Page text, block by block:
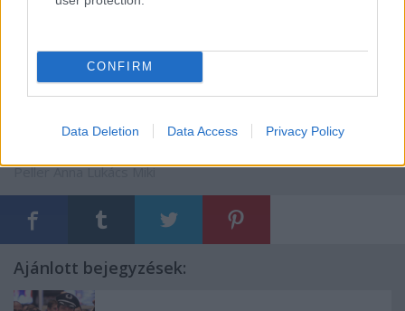
CONFIRM
Data Deletion Data Access Privacy Policy
Fotó: műsorvízió
Peller Anna Lukács Miki
Ajánlott bejegyzések: